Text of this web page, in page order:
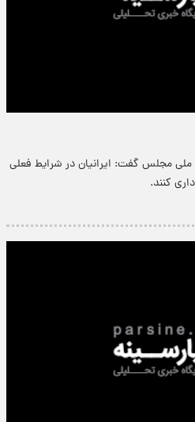
مجلس گفت: ایرانیان در شرایط فعلی
کنند.